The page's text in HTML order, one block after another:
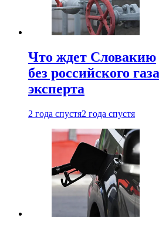
Что ждет Словакию
без российского
эксперта
2 года спустя2 года спустя